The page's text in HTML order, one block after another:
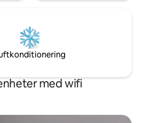
med wifi